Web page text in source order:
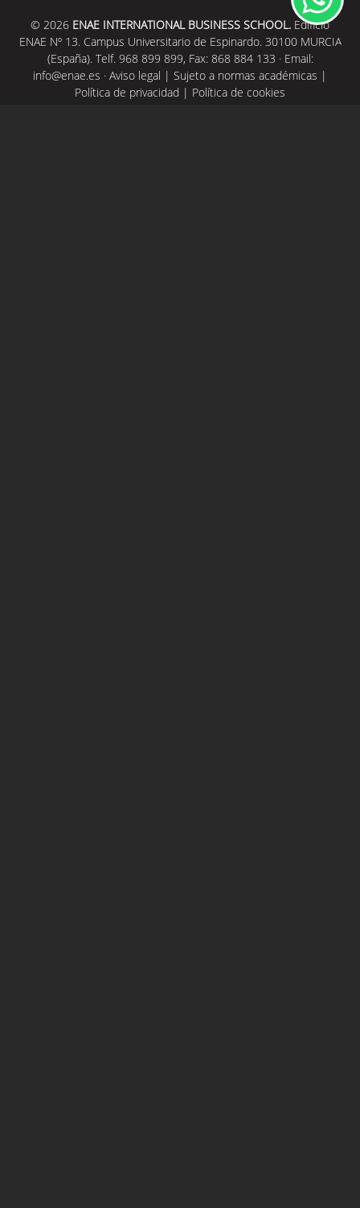
© 2026 ENAE INTERNATIONAL BUSINESS SCHOOL. Edificio
ENAE Nº 13. Campus Universitario de Espinardo. 30100 MURCIA
(España). Telf. 968 899 899, Fax: 868 884 133 · Email:
info@enae.es · Aviso legal | Sujeto a normas académicas |
Política de privacidad | Política de cookies